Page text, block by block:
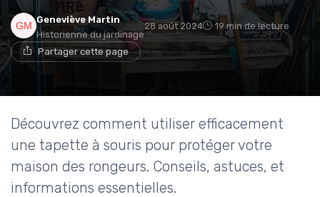
Geneviève Martin
Historienne du jardinage
28 août 2024 19 min de lecture
Partager cette page
Découvrez comment utiliser efficacement
une tapette à souris pour protéger votre
maison des rongeurs. Conseils, astuces, et
informations essentielles.